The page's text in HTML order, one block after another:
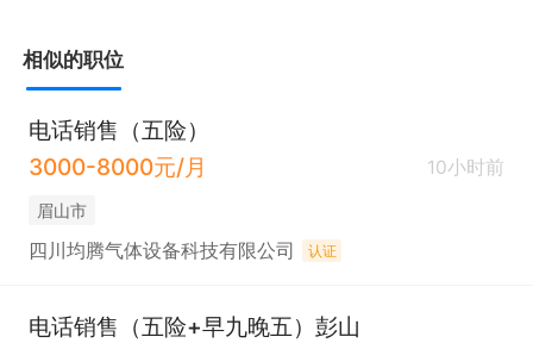
相似的职位
电话销售（五险）
3000-8000元/月
10小时前
眉山市
四川均腾气体设备科技有限公司 认证
电话销售（五险+早九晚五）彭山